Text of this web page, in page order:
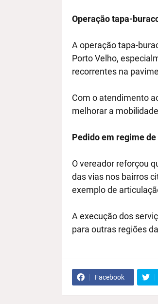
Operação tapa-
A operação tapa-
Porto Velho,
recorrentes na
Com o atendimento
melhorar a
Pedido em regime
O vereador reforçou
das vias nos bairros
exemplo de
A execução dos
para outras regiões
Facebook